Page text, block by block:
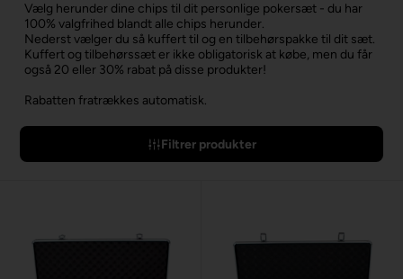
Vælg herunder dine chips til dit personlige pokersæt - du har
100% valgfrihed blandt alle chips herunder.
Nederst vælger du så kuffert til og en tilbehørspakke til dit sæt.
Kuffert og tilbehørssæt er ikke obligatorisk at købe, men du får
også 20 eller 30% rabat på disse produkter!
Rabatten fratrækkes automatisk.
Filtrer produkter